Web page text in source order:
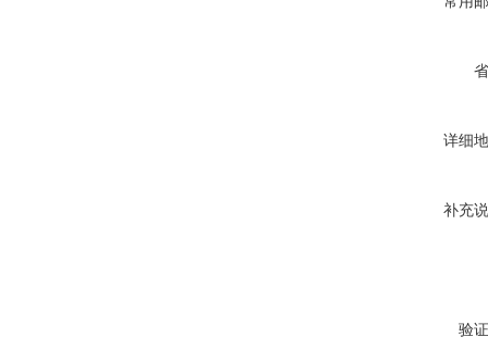
详细
补充
验